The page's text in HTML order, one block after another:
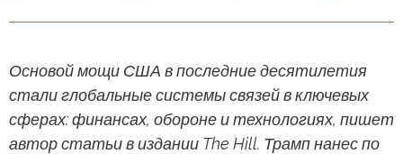
Основой мощи США в последние десятилетия
стали глобальные системы связей в ключевых
сферах: финансах, обороне и технологиях, пишет
автор статьи в издании The Hill. Трамп нанес по